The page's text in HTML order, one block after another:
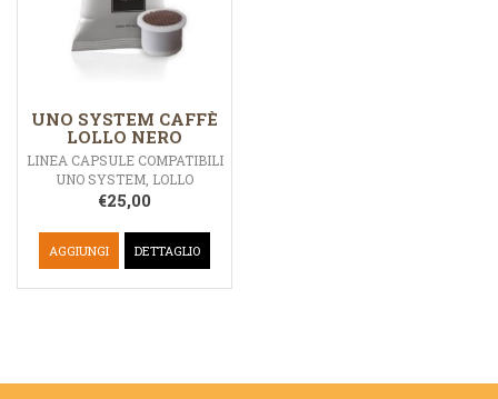
UNO SYSTEM CAFFÈ
LOLLO NERO
LINEA CAPSULE COMPATIBILI
UNO SYSTEM LOLLO
€25,00
AGGIUNGI DETTAGLIO